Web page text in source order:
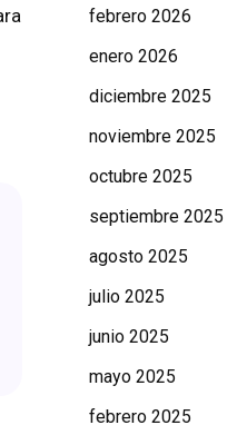
febrero 2026
enero 2026
diciembre 2025
noviembre 2025
octubre 2025
septiembre 2025
agosto 2025
julio 2025
junio 2025
mayo 2025
febrero 2025